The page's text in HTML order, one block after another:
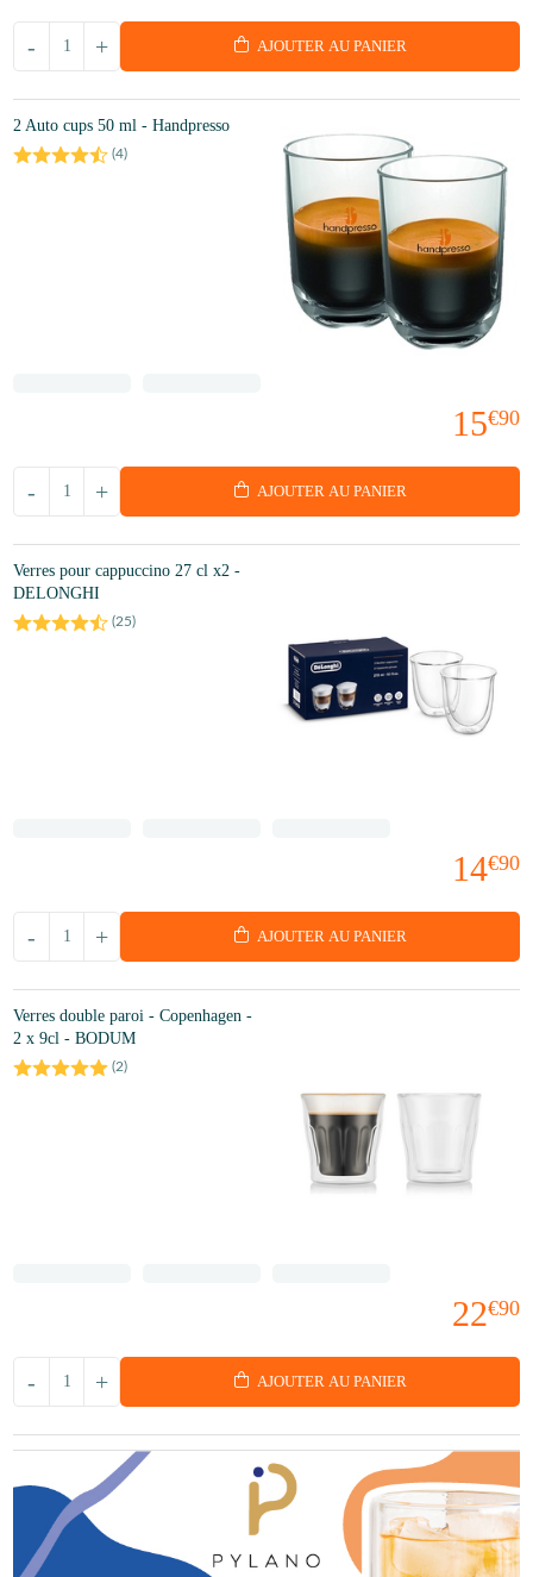
+
- AJOUTER AU PANIER
2 Auto cups 50 ml - Handpresso
(4)
15€90
+
- AJOUTER AU PANIER
Verres pour cappuccino 27 cl x2 -
DELONGHI
(25)
14€90
+
- AJOUTER AU PANIER
Verres double paroi - Copenhagen -
2 x 9cl - BODUM
(2)
22€90
+
- AJOUTER AU PANIER